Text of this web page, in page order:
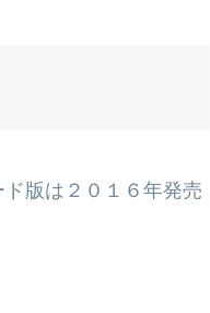
版は２０１６年発売